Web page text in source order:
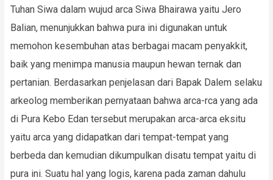
Tuhan Siwa dalam wujud arca Siwa Bhairawa yaitu Jero
Balian, menunjukkan bahwa pura ini digunakan untuk
memohon kesembuhan atas berbagai macam penyakkit,
baik yang menimpa manusia maupun hewan ternak dan
pertanian. Berdasarkan penjelasan dari Bapak Dalem selaku
arkeolog memberikan pernyataan bahwa arca-rca yang ada
di Pura Kebo Edan tersebut merupakan arca-arca eksitu
yaitu arca yang didapatkan dari tempat-tempat yang
berbeda dan kemudian dikumpulkan disatu tempat yaitu di
pura ini. Suatu hal yang logis, karena pada zaman dahulu